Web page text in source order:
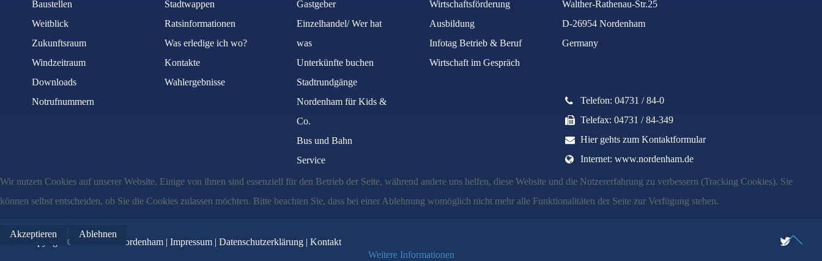
Nachricht
Baustellen
Weitblick
Zukunftsraum
Windzeitraum
Downloads
Notrufnummern
Stadtwappen
Ratsinformationen
Was erledige ich wo?
Kontakte
Wahlergebnisse
Gastgeber
Einzelhandel/ Wer hat
was
Unterkünfte buchen
Stadtrundgänge
Nordenham für Kids &
Co.
Bus und Bahn
Service
Wirtschaftsförderung
Ausbildung
Infotag Betrieb & Beruf
Wirtschaft im Gespräch
Walther-Rathenau-Str.25
D-26954 Nordenham
Germany
Telefon: 04731 / 84-0
Telefax: 04731 / 84-349
Hier gehts zum Kontaktformular
Internet: www.nordenham.de
Copyright © MMXXII Nordenham | Impressum | Datenschutzerklärung | Kontakt
Wir nutzen Cookies auf unserer Website. Einige von ihnen sind essenziell für den Betrieb der Seite, während andere uns helfen, diese Website und die Nutzererfahrung zu verbessern (Tracking Cookies). Sie
können selbst entscheiden, ob Sie die Cookies zulassen möchten. Bitte beachten Sie, dass bei einer Ablehnung womöglich nicht mehr alle Funktionalitäten der Seite zur Verfügung stehen.
Akzeptieren
Ablehnen
Weitere Informationen